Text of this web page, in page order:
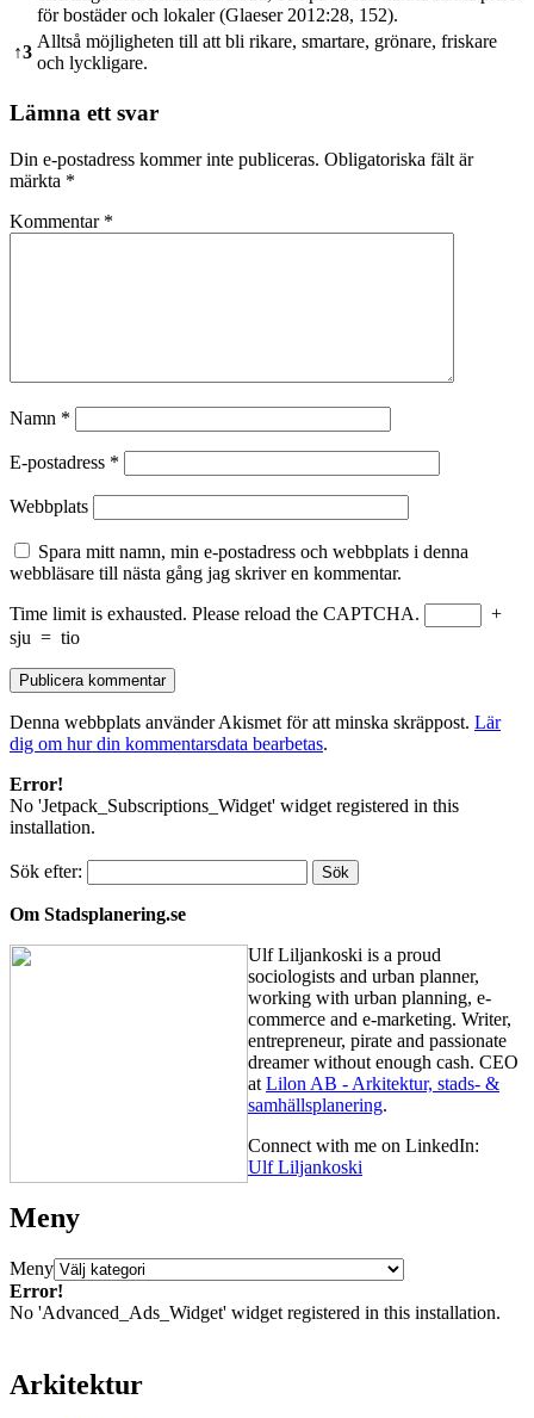
för bostäder och lokaler (Glaeser 2012:28, 152).
↑3
Alltså möjligheten till att bli rikare, smartare, grönare, friskare
och lyckligare.
Lämna ett svar
Din e-postadress kommer inte publiceras. Obligatoriska fält är
märkta *
Kommentar *
Namn *
E-postadress *
Webbplats
Spara mitt namn, min e-postadress och webbplats i denna
webbläsare till nästa gång jag skriver en kommentar.
Time limit is exhausted. Please reload the CAPTCHA.
+
sju = tio
Denna webbplats använder Akismet för att minska skräppost. Lär
dig om hur din kommentarsdata bearbetas.
Error!
No 'Jetpack_Subscriptions_Widget' widget registered in this
installation.
Sök efter:
Om Stadsplanering.se
Ulf Liljankoski is a proud
sociologists and urban planner,
working with urban planning, e-
commerce and e-marketing. Writer,
entrepreneur, pirate and passionate
dreamer without enough cash. CEO
at Lilon AB - Arkitektur, stads- &
samhällsplanering.
Connect with me on LinkedIn:
Ulf Liljankoski
Meny
Meny
Error!
No 'Advanced_Ads_Widget' widget registered in this installation.
Arkitektur